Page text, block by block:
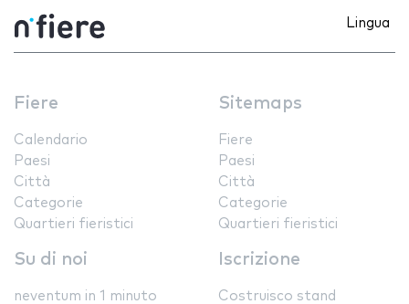
Lingua
Fiere
Calendario
Paesi
Città
Categorie
Quartieri fieristici
Sitemaps
Fiere
Paesi
Città
Categorie
Quartieri fieristici
Su di noi
neventum in 1 minuto
Iscrizione
Costruisco stand